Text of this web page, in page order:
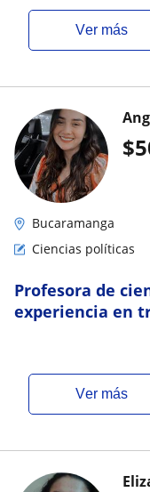
sociales
estudiantesver más
$
Bucaramanga
Ciencias políticas
Profesora de
experiencia en
ver más